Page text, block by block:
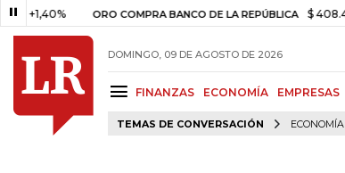
ORO COMPRA BANCO DE LA REPÚBLICA $ 408.498,97
DOMINGO, 09 DE AGOSTO DE 2026
FINANZAS ECONOMÍA EMPRESAS
TEMAS DE CONVERSACIÓN ECONOMÍA